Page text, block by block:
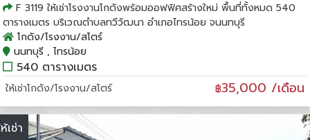
F 3119 ให้เช่าโรงงานโกดังพร้อมออฟฟิศสร้างใหม่ พื้นที่ทั้งหมด 540
ตารางเมตร บริเวณตำบลทวีวัฒนา อำเภอไทรน้อย จนนทบุรี
โกดัง/โรงงาน/สโตร์
นนทบุรี , ไทรน้อย
540 ตารางเมตร
ให้เช่าโกดัง/โรงงาน/สโตร์ ฿35,000 /เดือน
เช่า